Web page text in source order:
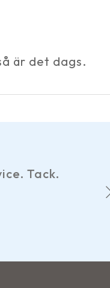
är det dags.
Tack.